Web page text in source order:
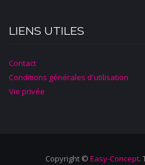
LIENS UTILES
Contact
Conditions générales d'utilisation
Vie privée
Copyright © Easy-Concept.